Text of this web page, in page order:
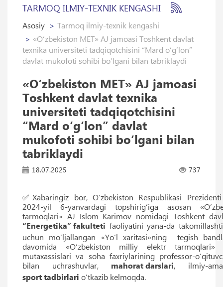
TARMOQ ILMIY-TEXNIK KENGASHI
Asosiy
Tarmoq ilmiy-texnik kengashi
«O‘zbekiston MET» AJ jamoasi Toshkent davlat
texnika universiteti tadqiqotchisini “Mard o‘g‘lon”
davlat mukofoti sohibi bo’lgani bilan tabriklaydi
«O‘zbekiston MET» AJ jamoasi
Toshkent davlat texnika
universiteti tadqiqotchisini
“Mard o‘g‘lon” davlat
mukofoti sohibi bo’lgani bilan
tabriklaydi
18.07.2025 737
✅Xabaringiz bor, O‘zbekiston Respublikasi
2024-yil 6-yanvardagi topshirig‘iga asosan
tarmoqlari» AJ Islom Karimov nomidagi Toshkent
“Energetika” fakulteti faoliyatini yana-da
uchun mo‘ljallangan «Yo‘l xaritasi»ning tegish
davomida «O‘zbekiston milliy elektr tarmoqlari»
mutaxassislari va soha faxriylarining professor-
bilan uchrashuvlar, mahorat darslari, ilmiy-
sport tadbirlari o’tkazib kelmoqda.